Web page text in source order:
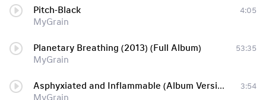
Pitch-Black
MyGrain
4:05
Planetary Breathing (2013) (Full Album)
MyGrain
53:35
Asphyxiated and Inflammable (Album Version) (Album Version)
MyGrain
3:54